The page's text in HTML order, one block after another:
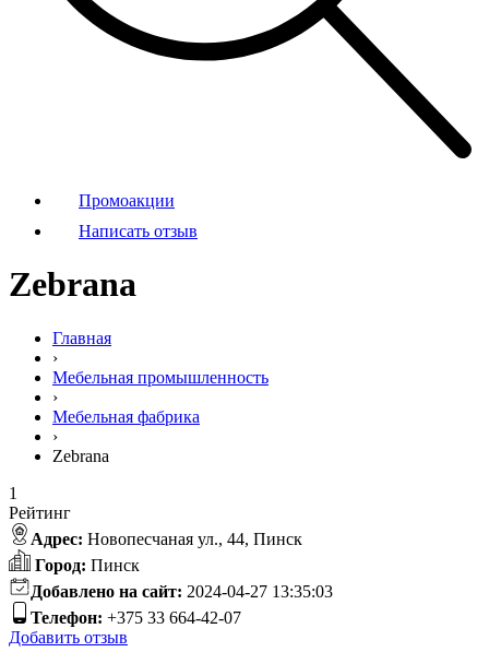
Промоакции
Написать отзыв
Zebrana
Главная
›
Мебельная промышленность
›
Мебельная фабрика
›
Zebrana
1
Рейтинг
Адрес: Новопесчаная ул., 44, Пинск
Город: Пинск
Добавлено на сайт: 2024-04-27 13:35:03
Телефон: +375 33 664-42-07
Добавить отзыв